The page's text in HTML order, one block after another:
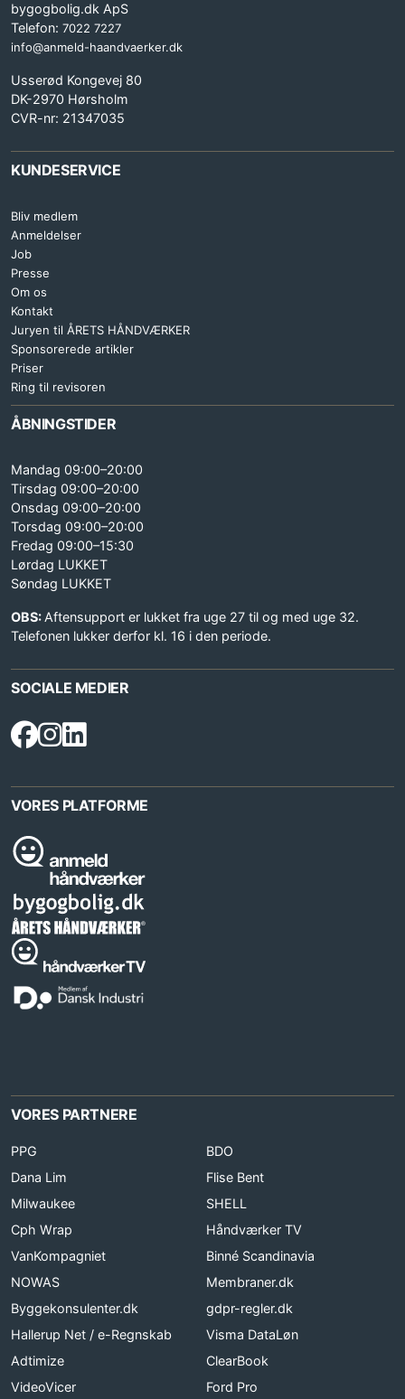
bygogbolig.dk ApS
Telefon: 7022 7227
info@anmeld-haandvaerker.dk
Usserød Kongevej 80
DK-2970 Hørsholm
CVR-nr: 21347035
KUNDESERVICE
Bliv medlem
Anmeldelser
Job
Presse
Om os
Kontakt
Juryen til ÅRETS HÅNDVÆRKER
Sponsorerede artikler
Priser
Ring til revisoren
ÅBNINGSTIDER
Mandag 09:00–20:00
Tirsdag 09:00–20:00
Onsdag 09:00–20:00
Torsdag 09:00–20:00
Fredag 09:00–15:30
Lørdag LUKKET
Søndag LUKKET
OBS: Aftensupport er lukket fra uge 27 til og med uge 32.
Telefonen lukker derfor kl. 16 i den periode.
SOCIALE MEDIER
VORES PLATFORME
VORES PARTNERE
PPG
BDO
Dana Lim
Flise Bent
Milwaukee
SHELL
Cph Wrap
Håndværker TV
VanKompagniet
Binné Scandinavia
NOWAS
Membraner.dk
Byggekonsulenter.dk
gdpr-regler.dk
Hallerup Net / e-Regnskab
Visma DataLøn
Adtimize
ClearBook
VideoVicer
Ford Pro